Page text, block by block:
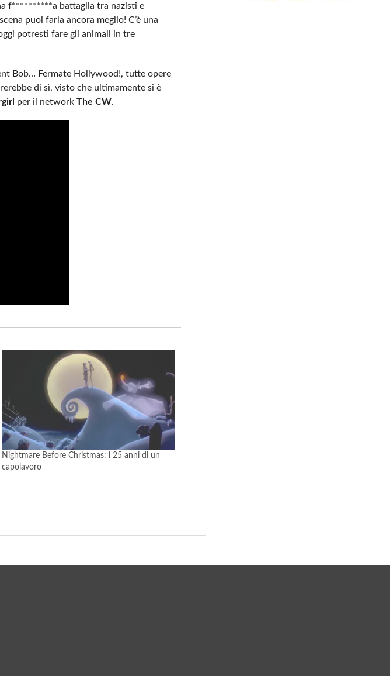
f**********a battaglia tra nazisti e
puoi farla ancora meglio! C’è una
potresti fare gli animali in tre
Bob… Fermate Hollywood!, tutte opere
di sì, visto che ultimamente si è
per il network The CW.
Nightmare Before Christmas: i 25 anni di un
capolavoro